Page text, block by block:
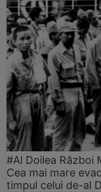
#Al Doilea Război
Cea mai mare
timpul celui de-al